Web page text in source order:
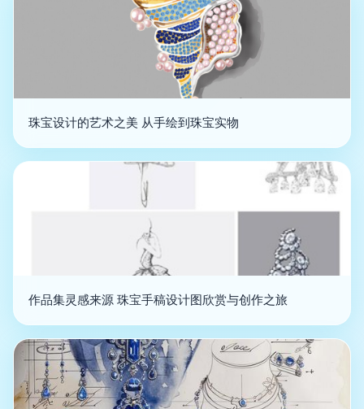
珠宝设计的艺术之美 从手绘到珠宝实物
作品集灵感来源 珠宝手稿设计图欣赏与创作之旅